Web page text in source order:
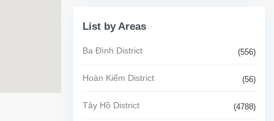
List by Areas
Ba Đình District (556)
Hoàn Kiếm District (56)
Tây Hồ District (4788)